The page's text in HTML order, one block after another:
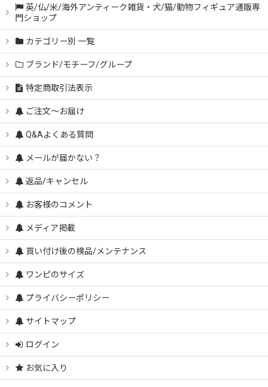
英/仏/米/海外アンティーク雑貨・犬/猫/動物フィギュア通販専
門ショップ
カテゴリー別 一覧
ブランド/モチーフ/グループ
特定商取引法表示
ご注文～お届け
Q&Aよくある質問
メールが届かない？
返品/キャンセル
お客様のコメント
メディア掲載
買い付け後の検品/メンテナンス
ワンピのサイズ
プライバシーポリシー
サイトマップ
ログイン
お気に入り